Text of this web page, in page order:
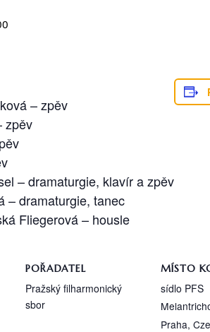
–⁠⁠⁠⁠⁠⁠ zpěv
zpěv
–⁠⁠⁠⁠⁠⁠ dramaturgie, klavír a zpěv
–⁠⁠⁠⁠⁠⁠ dramaturgie, tanec
Fliegerová –⁠⁠⁠⁠⁠⁠ housle
POŘADATEL
Pražský filharmonický
sbor
MÍSTO
sídlo PFS
Praha,